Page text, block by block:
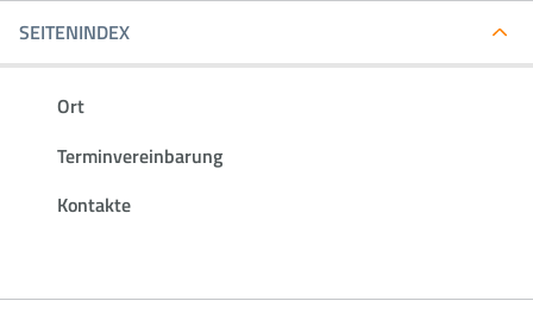
SEITENINDEX
Ort
Terminvereinbarung
Kontakte